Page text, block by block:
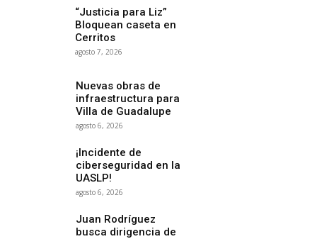
“Justicia para Liz”
Bloquean caseta en
Cerritos
agosto 7, 2026
Nuevas obras de
infraestructura para
Villa de Guadalupe
agosto 6, 2026
¡Incidente de
ciberseguridad en la
UASLP!
agosto 6, 2026
Juan Rodríguez
busca dirigencia de